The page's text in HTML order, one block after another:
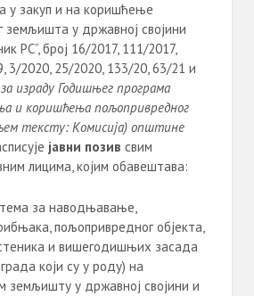
у закуп и на коришћење
земљишта у државној својини
РС”, број 16/2017, 111/2017,
3/2020, 25/2020, 133/20, 63/21 и
израду Годишњег програма
и коришћења пољопривредног
тексту: Комисија) општине
јавни позив свим
лицима, којим обавештава:
за наводњавање,
пољопривредног објекта,
и вишегодишњих засада
који су у роду) на
земљишту у државној својини и